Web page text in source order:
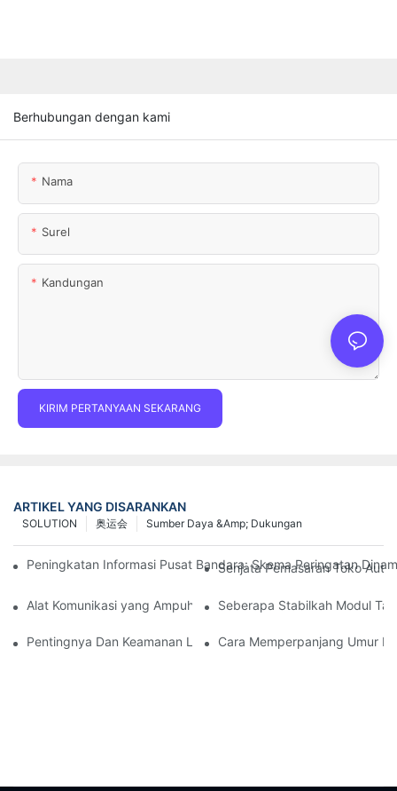
Berhubungan dengan kami
Nama
Surel
Kandungan
KIRIM PERTANYAAN SEKARANG
ARTIKEL YANG DISARANKAN
Sumber Daya &amp; Dukungan
奥运会
SOLUTION
Peningkatan Informasi Pusat Bandara: Skema Peringatan
Senjata Pemasaran Toko
Alat Komunikasi yang Ampuh untuk Organisasi Perlindungan
Seberapa Stabilkah Modul
Pentingnya Dan Keamanan Layanan Purnajual Tampilan LED
Cara Memperpanjang Umur